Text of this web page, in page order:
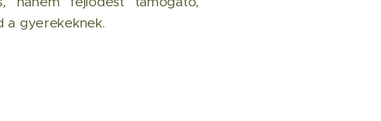
a gyerekeknek.